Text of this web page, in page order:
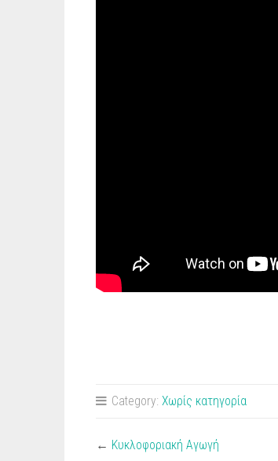
Category: Χωρίς κατηγορία
← Κυκλοφοριακή Αγωγή